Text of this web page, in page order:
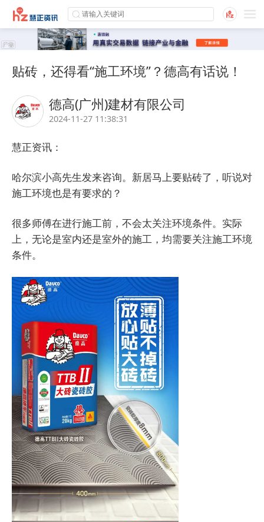
贴砖，还得看“施工环境”？德高有话说！
德高(广州)建材有限公司
2024-11-27 11:38:31
慧正资讯：
哈尔滨小高先生发来咨询。新居马上要贴砖了，听说对
施工环境也是有要求的？
很多师傅在进行施工前，不会太关注环境条件。实际
上，无论是室内还是室外的施工，均需要关注施工环境
条件。